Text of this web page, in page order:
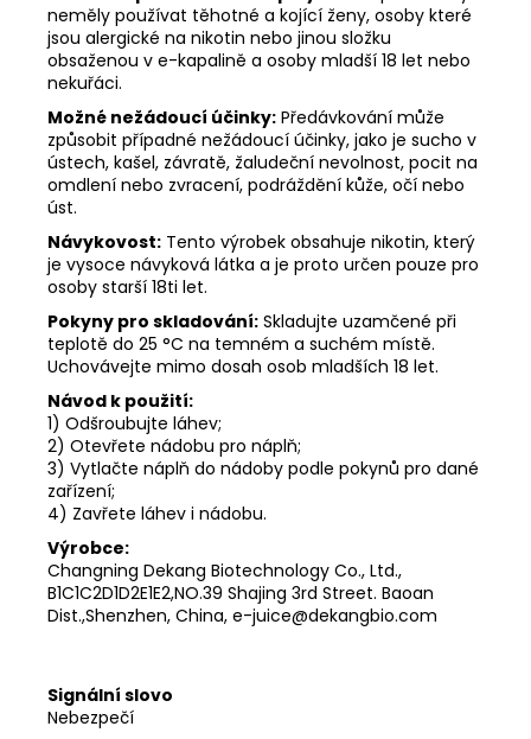
neměly používat těhotné a kojící ženy, osoby které
jsou alergické na nikotin nebo jinou složku
obsaženou v e-kapalině a osoby mladší 18 let nebo
nekuřáci.
Možné nežádoucí účinky: Předávkování může
způsobit případné nežádoucí účinky, jako je sucho v
ústech, kašel, závratě, žaludeční nevolnost, pocit na
omdlení nebo zvracení, podráždění kůže, očí nebo
úst.
Návykovost: Tento výrobek obsahuje nikotin, který
je vysoce návyková látka a je proto určen pouze pro
osoby starší 18ti let.
Pokyny pro skladování: Skladujte uzamčené při
teplotě do 25 °C na temném a suchém místě.
Uchovávejte mimo dosah osob mladších 18 let.
Návod k použití:
1) Odšroubujte láhev;
2) Otevřete nádobu pro náplň;
3) Vytlačte náplň do nádoby podle pokynů pro dané
zařízení;
4) Zavřete láhev i nádobu.
Výrobce:
Changning Dekang Biotechnology Co., Ltd.,
B1C1C2D1D2E1E2,NO.39 Shajing 3rd Street. Baoan
Dist.,Shenzhen, China, e-juice@dekangbio.com
Signální slovo
Nebezpečí